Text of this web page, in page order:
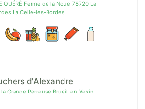
QUÉRÉ Ferme de la Noue 78720 La
La Celle-les-Bordes
d'Alexandre
la Grande Perreuse Brueil-en-Vexin